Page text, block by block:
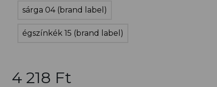
sárga 04 (brand label)
égszínkék 15 (brand label)
4 218 Ft